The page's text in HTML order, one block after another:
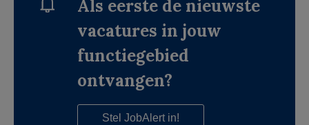
Als eerste de nieuwste
vacatures in jouw
functiegebied
ontvangen?
Stel JobAlert in!